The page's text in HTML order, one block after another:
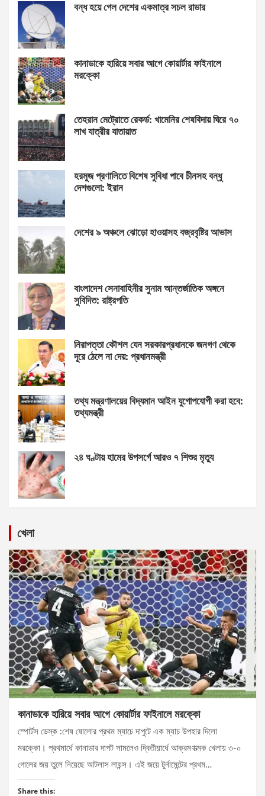
বন্ধ হয়ে গেল দেশের একমাত্র সচল রাডার
কানাডাকে হারিয়ে সবার আগে কোয়ার্টার ফাইনালে
মরক্কো
তেহরান মেট্রোতে রেকর্ড: খামেনির শেষবিদায় ঘিরে ৭০
লাখ যাত্রীর যাতায়াত
হরমুজ প্রণালিতে বিশেষ সুবিধা পাবে চীনসহ বন্ধু
দেশগুলো: ইরান
দেশের ৯ অঞ্চলে ঝোড়ো হাওয়াসহ বজ্রবৃষ্টির আভাস
বাংলাদেশ সেনাবাহিনীর সুনাম আন্তর্জাতিক অঙ্গনে
সুবিদিত: রাষ্ট্রপতি
নিরাপত্তা কৌশল যেন সরকারপ্রধানকে জনগণ থেকে
দূরে ঠেলে না দেয়: প্রধানমন্ত্রী
তথ্য মন্ত্রণালয়ের বিদ্যমান আইন যুগোপযোগী করা হবে:
তথ্যমন্ত্রী
২৪ ঘণ্টায় হামের উপসর্গে আরও ৭ শিশুর মৃত্যু
খেলা
কানাডাকে হারিয়ে সবার আগে কোয়ার্টার ফাইনালে মরক্কো
স্পোর্টস ডেস্ক :শেষ ষোলোর প্রথম ম্যাচে দাপুটে এক ম্যাচ উপহার দিলো
মরক্কো। প্রথমার্ধে কানাডার দাপট সামলেও দ্বিতীয়ার্ধে আক্রমণাত্মক খেলায় ৩-০
গোলের জয় তুলে নিয়েছে আটলাস লায়ন্স। এই জয়ে টুর্নামেন্টের প্রথম…
Share this: